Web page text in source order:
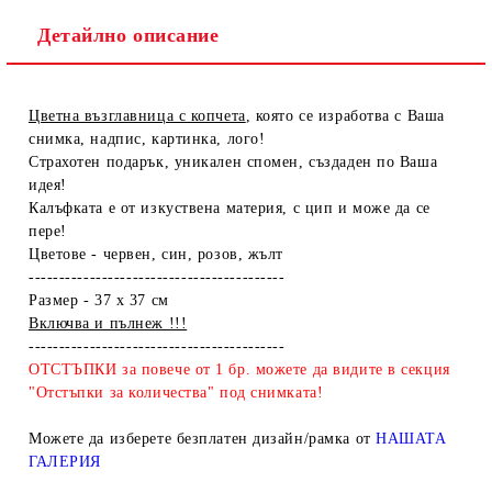
Детайлно описание
Цветна възглавница с копчета, която се изработва с Ваша
снимка, надпис, картинка, лого!
Страхотен подарък, уникален спомен, създаден по Ваша
идея!
Калъфката е от изкуствена материя, с цип и може да се
пере!
Цветове - червен, син, розов, жълт
------------------------------------------
Размер - 37 х 37 см
Включва и пълнеж !!!
------------------------------------------
ОТСТЪПКИ за повече от 1 бр. можете да видите в секция
"Отстъпки за количества" под снимката!
Можете да изберете безплатен дизайн/рамка отНАШАТА
ГАЛЕРИЯ